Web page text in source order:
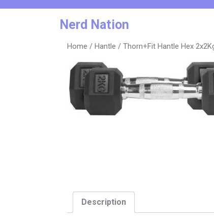
Nerd Nation
Home / Hantle / Thorn+Fit Hantle Hex
Description